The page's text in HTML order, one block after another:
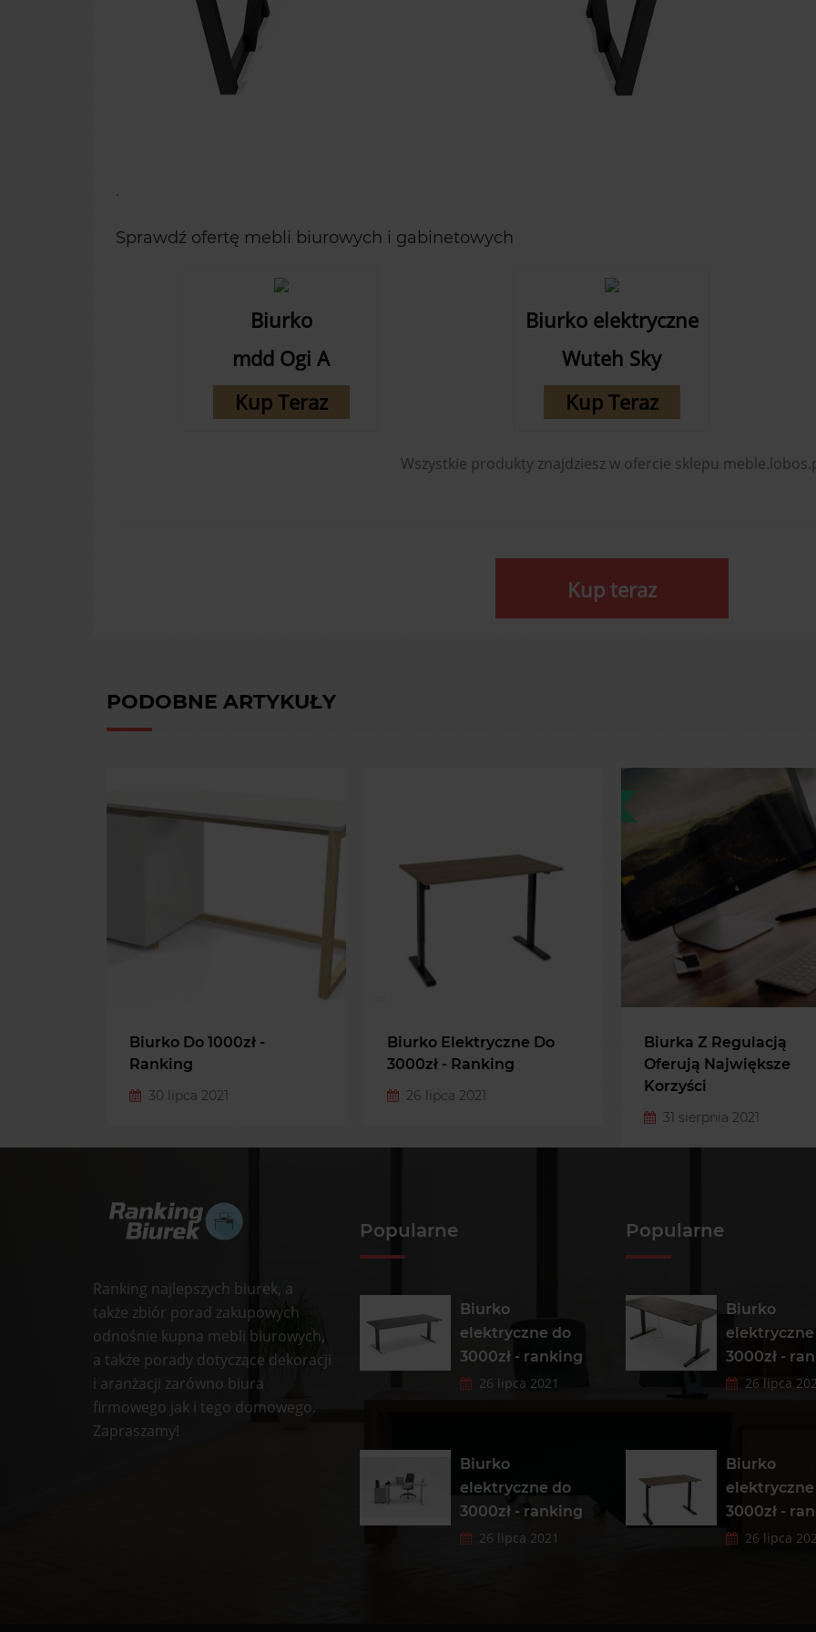
.
Sprawdź ofertę mebli biurowych i gabinetowych
Biurko
mdd Ogi A
Kup Teraz
Biurko elektryczne
Wuteh Sky
Kup Teraz
Wszystkie produkty znajdziesz w ofercie sklepu
Kup teraz
PODOBNE ARTYKUŁY
Biurko Elektryczne Do
3000zł - Ranking
26 lipca 2021
Biurka Z Regulacją
Oferują Największe
Korzyści
Biurko Do 2000 Zł -
Ranking
27 lipca 2021
PORADY
Ranking najlepszych biurek, a
także zbiór porad zakupowych
odnośnie kupna mebli biurowych,
a także porady dotyczące dekoracji
i aranżacji zarówno biura
firmowego jak i tego domowego.
Zapraszamy!
Popularne
Biurko
elektryczne do
3000zł - ranking
26 lipca 2021
Biurko
elektryczne do
3000zł - ranking
26 lipca 2021
Popularne
Biurko
3000zł -
26 lipca
Biurko
3000zł -
26 lipca